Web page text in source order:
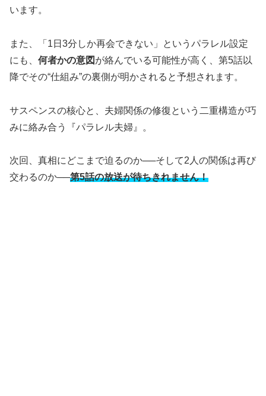
います。
また、「1日3分しか再会できない」というパラレル設定
にも、 何者かの意図 が絡んでいる可能性が高く、第5話以
降でその“仕組み”の裏側が明かされると予想されます。
サスペンスの核心と、夫婦関係の修復という二重構造が巧
みに絡み合う『パラレル夫婦』。
次回、真相にどこまで迫るのか──そして2人の関係は再び
交わるのか──第5話の放送が待ちきれません！